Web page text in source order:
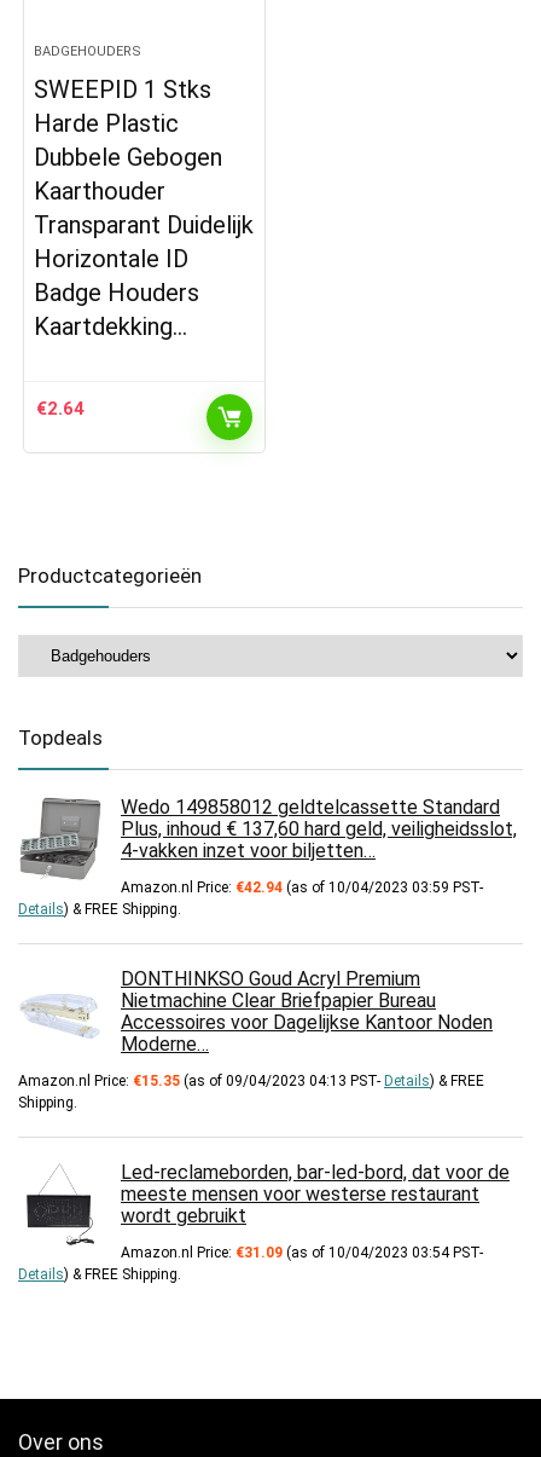
BADGEHOUDERS
SWEEPID 1 Stks
Harde Plastic
Dubbele Gebogen
Kaarthouder
Transparant Duidelijk
Horizontale ID
Badge Houders
Kaartdekking…
€2.64
Productcategorieën
Topdeals
Wedo 149858012 geldtelcassette Standard
Plus, inhoud € 137,60 hard geld, veiligheidsslot,
4-vakken inzet voor biljetten…
Amazon.nl Price: €42.94 (as of 10/04/2023 03:59 PST-
Details) & FREE Shipping.
DONTHINKSO Goud Acryl Premium
Nietmachine Clear Briefpapier Bureau
Accessoires voor Dagelijkse Kantoor Noden
Moderne…
Amazon.nl Price: €15.35 (as of 09/04/2023 04:13 PST- Details) & FREE
Shipping.
Led-reclameborden, bar-led-bord, dat voor de
meeste mensen voor westerse restaurant
wordt gebruikt
Amazon.nl Price: €31.09 (as of 10/04/2023 03:54 PST-
Details) & FREE Shipping.
Over ons